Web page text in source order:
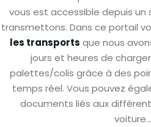
vous est accessible depuis un
transmettons. Dans ce portail
les transports que nous
jours et heures de
palettes/colis grâce à des
temps réel. Vous pouvez
documents liés aux